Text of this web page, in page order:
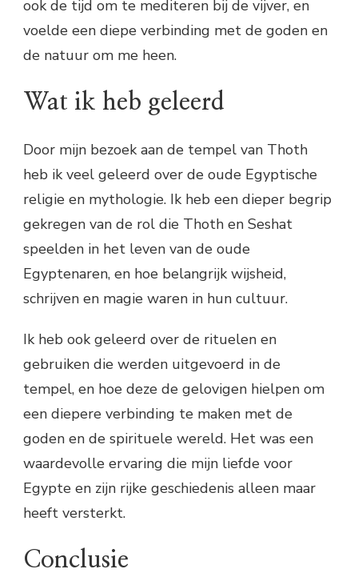
ook de tijd om te mediteren bij de vijver, en
voelde een diepe verbinding met de goden en
de natuur om me heen.
Wat ik heb geleerd
Door mijn bezoek aan de tempel van Thoth
heb ik veel geleerd over de oude Egyptische
religie en mythologie. Ik heb een dieper begrip
gekregen van de rol die Thoth en Seshat
speelden in het leven van de oude
Egyptenaren, en hoe belangrijk wijsheid,
schrijven en magie waren in hun cultuur.
Ik heb ook geleerd over de rituelen en
gebruiken die werden uitgevoerd in de
tempel, en hoe deze de gelovigen hielpen om
een diepere verbinding te maken met de
goden en de spirituele wereld. Het was een
waardevolle ervaring die mijn liefde voor
Egypte en zijn rijke geschiedenis alleen maar
heeft versterkt.
Conclusie